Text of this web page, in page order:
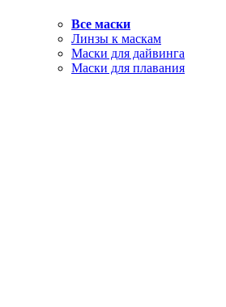
Все маски
Линзы к маскам
Маски для дайвинга
Маски для плавания